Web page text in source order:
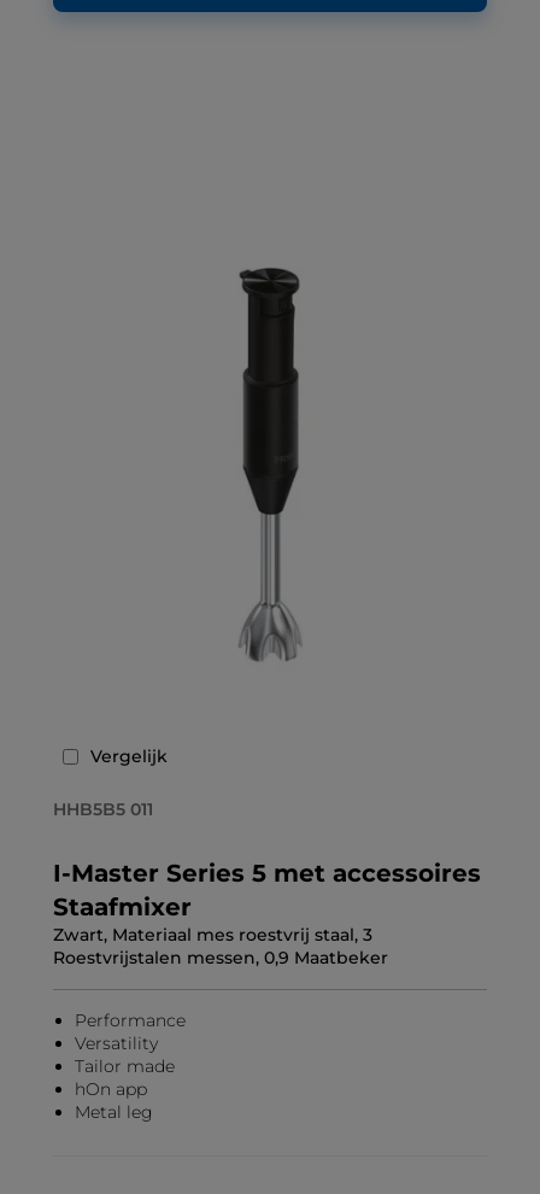
Vergelijk
HHB5B5 011
I-Master Series 5 met accessoires
Staafmixer
Zwart, Materiaal mes roestvrij staal, 3
Roestvrijstalen messen, 0,9 Maatbeker
Performance
Versatility
Tailor made
hOn app
Metal leg